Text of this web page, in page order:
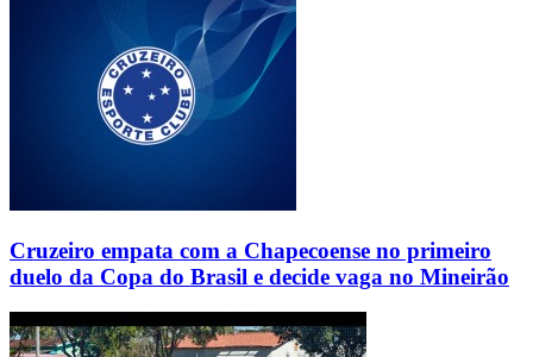
Cruzeiro empata com a Chapecoense no primeiro
duelo da Copa do Brasil e decide vaga no Mineirão